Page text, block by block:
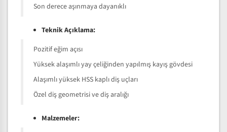
Son derece aşınmaya dayanıklı
Teknik Açıklama:
Pozitif eğim açısı
Yüksek alaşımlı yay çeliğinden yapılmış kayış gövdesi
Alaşımlı yüksek HSS kaplı diş uçları
Özel diş geometrisi ve diş aralığı
Malzemeler: